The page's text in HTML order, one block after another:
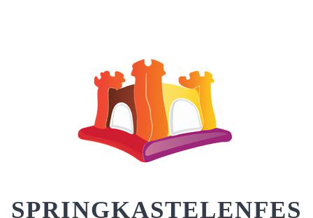
SPRINGKASTELENFES